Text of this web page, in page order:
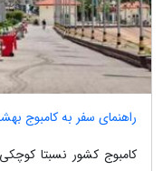
راهنمای سفر به کامبوج
کامبوج کشور نسبتا